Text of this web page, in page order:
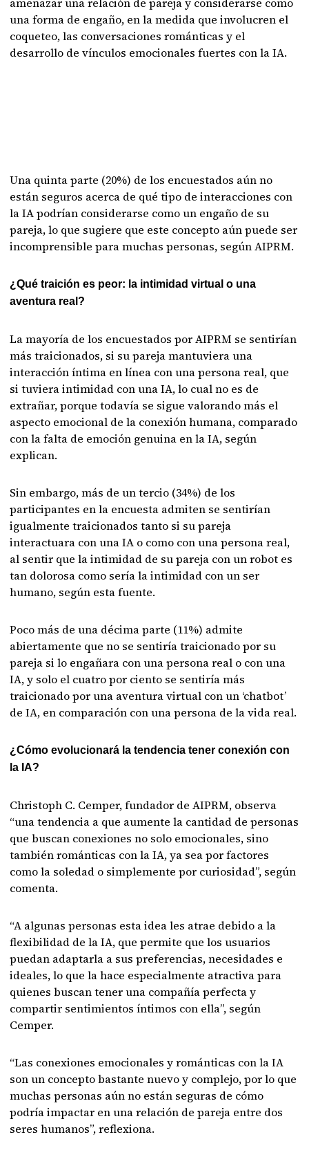
una forma de engaño, en la medida que involucren el
coqueteo, las conversaciones románticas y el
desarrollo de vínculos emocionales fuertes con la IA.
Una quinta parte (20%) de los encuestados aún no
están seguros acerca de qué tipo de interacciones con
la IA podrían considerarse como un engaño de su
pareja, lo que sugiere que este concepto aún puede ser
incomprensible para muchas personas, según AIPRM.
¿Qué traición es peor: la intimidad virtual o una
aventura real?
La mayoría de los encuestados por AIPRM se sentirían
más traicionados, si su pareja mantuviera una
interacción íntima en línea con una persona real, que
si tuviera intimidad con una IA, lo cual no es de
extrañar, porque todavía se sigue valorando más el
aspecto emocional de la conexión humana, comparado
con la falta de emoción genuina en la IA, según
explican.
Sin embargo, más de un tercio (34%) de los
participantes en la encuesta admiten se sentirían
igualmente traicionados tanto si su pareja
interactuara con una IA o como con una persona real,
al sentir que la intimidad de su pareja con un robot es
tan dolorosa como sería la intimidad con un ser
humano, según esta fuente.
Poco más de una décima parte (11%) admite
abiertamente que no se sentiría traicionado por su
pareja si lo engañara con una persona real o con una
IA, y solo el cuatro por ciento se sentiría más
traicionado por una aventura virtual con un ‘chatbot’
de IA, en comparación con una persona de la vida real.
¿Cómo evolucionará la tendencia tener conexión con
la IA?
Christoph C. Cemper, fundador de AIPRM, observa
“una tendencia a que aumente la cantidad de personas
que buscan conexiones no solo emocionales, sino
también románticas con la IA, ya sea por factores
como la soledad o simplemente por curiosidad”, según
comenta.
“A algunas personas esta idea les atrae debido a la
flexibilidad de la IA, que permite que los usuarios
puedan adaptarla a sus preferencias, necesidades e
ideales, lo que la hace especialmente atractiva para
quienes buscan tener una compañía perfecta y
compartir sentimientos íntimos con ella”, según
Cemper.
“Las conexiones emocionales y románticas con la IA
son un concepto bastante nuevo y complejo, por lo que
muchas personas aún no están seguras de cómo
podría impactar en una relación de pareja entre dos
seres humanos”, reflexiona.